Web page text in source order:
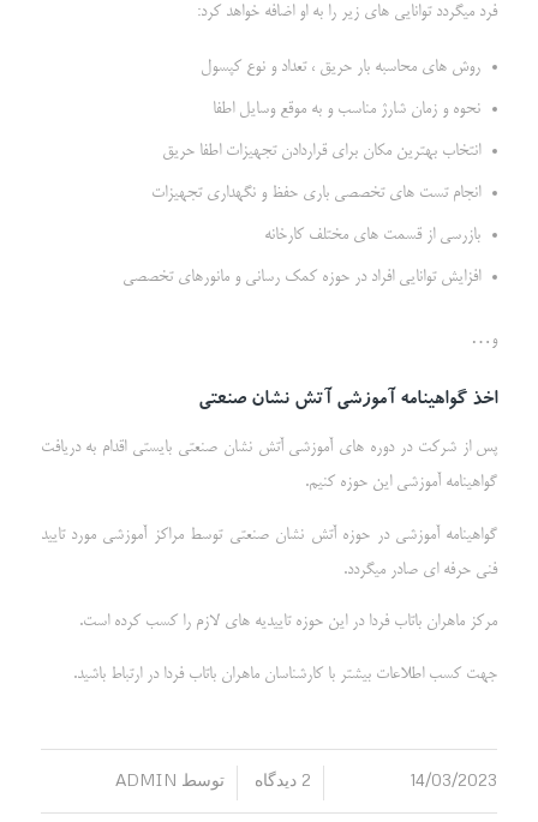
فرد میگردد توانایی های زیر را به او اضافه خواهد کرد:
روش های محاسبه بار حریق ، تعداد و نوع کپسول
نحوه و زمان شارژ مناسب و به موقع وسایل اطفا
انتخاب بهترین مکان برای قراردادن تجهیزات اطفا حریق
انجام تست های تخصصی باری حفظ و نگهداری تجهیزات
بازرسی از قسمت های مختلف کارخانه
افزایش توانایی افراد در حوزه کمک رسانی و مانورهای تخصصی
و…
اخذ گواهینامه آموزشی آتش نشان صنعتی
پس از شرکت در دوره های آموزشی آتش نشان صنعتی بایستی اقدام به دریافت
گواهینامه آموزشی این حوزه کنیم.
گواهینامه آموزشی در حوزه آتش نشان صنعتی توسط مراکز آموزشی مورد تایید
فنی حرفه ای صادر میگردد.
مرکز ماهران باتاب فردا در این حوزه تاییدیه های لازم را کسب کرده است.
جهت کسب اطلاعات بیشتر با کارشناسان ماهران باتاب فردا در ارتباط باشید.
14/03/2023 2 دیدگاه توسط ADMIN